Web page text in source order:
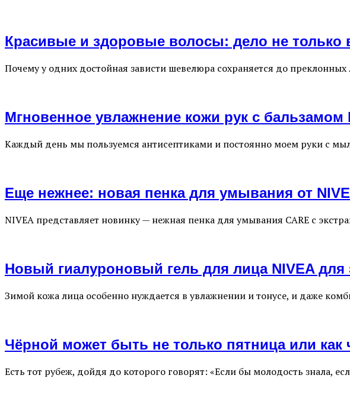
Красивые и здоровые волосы: дело не только
Почему у одних достойная зависти шевелюра сохраняется до
Мгновенное увлажнение кожи рук с бальзамом
Каждый день мы пользуемся антисептиками и постоянно моем руки с
Еще нежнее: новая пенка для умывания от
NIVEA представляет новинку — нежная пенка для умывания CARE с
Новый гиалуроновый гель для лица NIVEA
Зимой кожа лица особенно нуждается в увлажнении и тонусе, и даже
Чёрной может быть не только пятница или как
Есть тот рубеж, дойдя до которого говорят: «Если бы молодость знала,